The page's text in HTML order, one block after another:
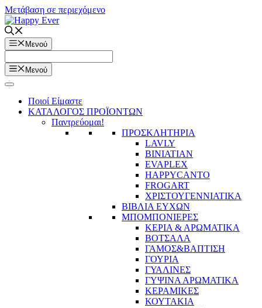
Μετάβαση σε περιεχόμενο
Μενού
Μενού
Ποιοί Είμαστε
ΚΑΤΑΛΟΓΟΣ ΠΡΟΪΟΝΤΩΝ
Παντρεύομαι!
ΠΡΟΣΚΛΗΤΗΡΙΑ
LAVLY
BINIATIAN
EVAPLEX
HAPPYCANTO
FROGART
ΧΡΙΣΤΟΥΓΕΝΝΙΑΤΙΚΑ
ΒΙΒΛΙΑ ΕΥΧΩΝ
ΜΠΟΜΠΟΝΙΕΡΕΣ
ΚΕΡΙΑ & ΑΡΩΜΑΤΙΚΑ
ΒΟΤΣΑΛΑ
ΓΑΜΟΣ&ΒΑΠΤΙΣΗ
ΓΟΥΡΙΑ
ΓΥΑΛΙΝΕΣ
ΓΥΨΙΝΑ ΑΡΩΜΑΤΙΚΑ
ΚΕΡΑΜΙΚΕΣ
ΚΟΥΤΑΚΙΑ